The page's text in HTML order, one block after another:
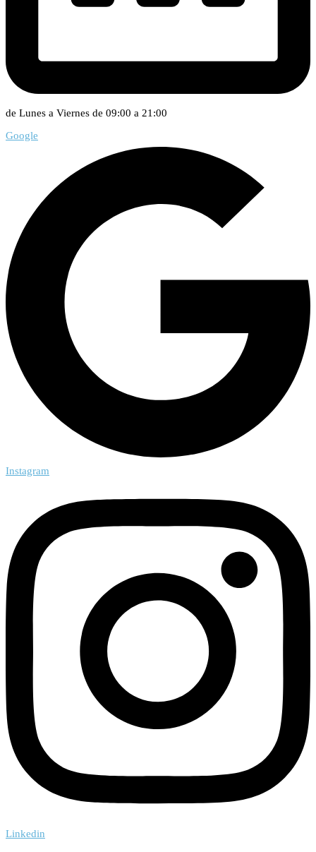
de Lunes a Viernes de 09:00 a 21:00
Google
Instagram
Linkedin